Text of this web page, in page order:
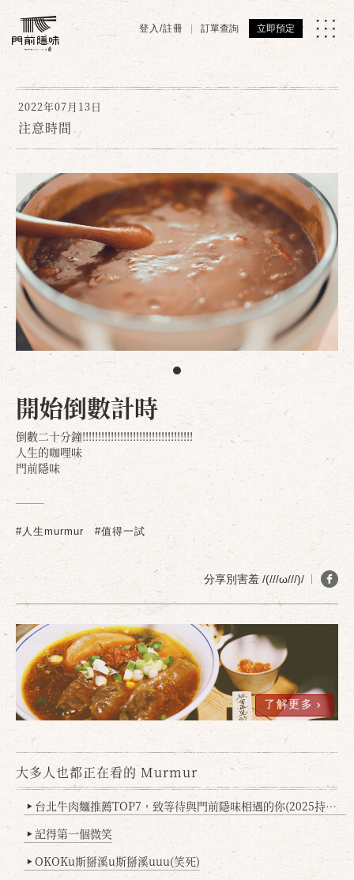
登入/註冊 訂單查詢 立即預定
2022年07月13日
注意時間
開始倒數計時
倒數二十分鐘!!!!!!!!!!!!!!!!!!!!!!!!!!!!!!!!!!!
人生的咖哩味
門前隱味
#人生murmur #值得一試
分享別害羞 /(///ω///)/
了解更多
大多人也都正在看的 Murmur
▶ 台北牛肉麵推薦TOP7，致等待與門前隱味相遇的你(2025持續更新
▶ 記得第一個微笑
▶ OKOKu斯掰溪u斯掰溪uuu(笑死)